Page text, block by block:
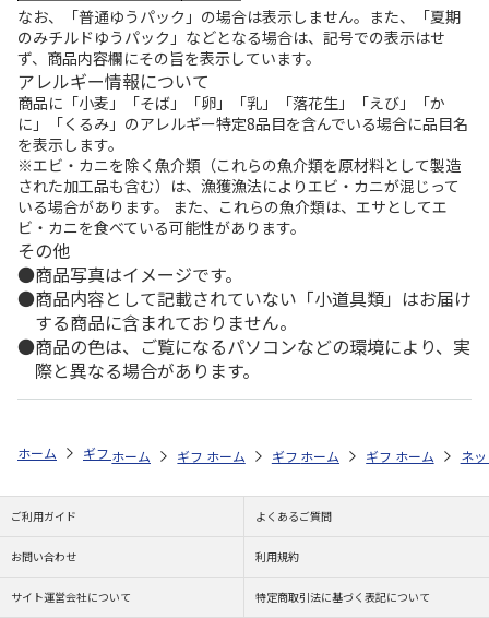
なお、「普通ゆうパック」の場合は表示しません。また、「夏期
のみチルドゆうパック」などとなる場合は、記号での表示はせ
ず、商品内容欄にその旨を表示しています。
アレルギー情報について
商品に「小麦」「そば」「卵」「乳」「落花生」「えび」「か
に」「くるみ」のアレルギー特定8品目を含んでいる場合に品目名
を表示します。
※エビ・カニを除く魚介類（これらの魚介類を原材料として製造
された加工品も含む）は、漁獲漁法によりエビ・カニが混じって
いる場合があります。 また、これらの魚介類は、エサとしてエ
ビ・カニを食べている可能性があります。
その他
商品写真はイメージです。
商品内容として記載されていない「小道具類」はお届け
する商品に含まれておりません。
商品の色は、ご覧になるパソコンなどの環境により、実
際と異なる場合があります。
ホーム ギフトストア お中元・夏ギフト特集 2026 お菓子・スイーツ
ホーム ギフトストア お中元・夏ギフト特集 2026
ホーム ギフトストア お中元・夏ギフト
ホーム ギフトストア お
ホーム ネ
ご利用ガイド よくあるご質問
お問い合わせ 利用規約
サイト運営会社について 特定商取引法に基づく表記について